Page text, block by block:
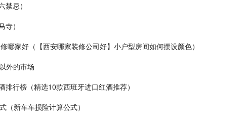
忌）
）
哪家好（【西安哪家装修公司好】小户型房间如何摆设颜色）
外的市场
行榜（精选10款西班牙进口红酒推荐）
（新车车损险计算公式）